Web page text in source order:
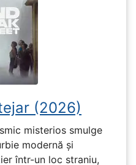
(2026)
misterios smulge
modernă și
într-un loc straniu,